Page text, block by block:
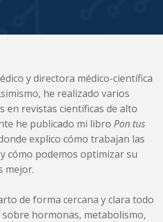
y directora médico-científica
he realizado varios
en revistas científicas de alto
he publicado mi libroPon tus
explico cómo trabajan las
cómo podemos optimizar su
mejor.
de forma cercana y clara todo
hormonas, metabolismo,